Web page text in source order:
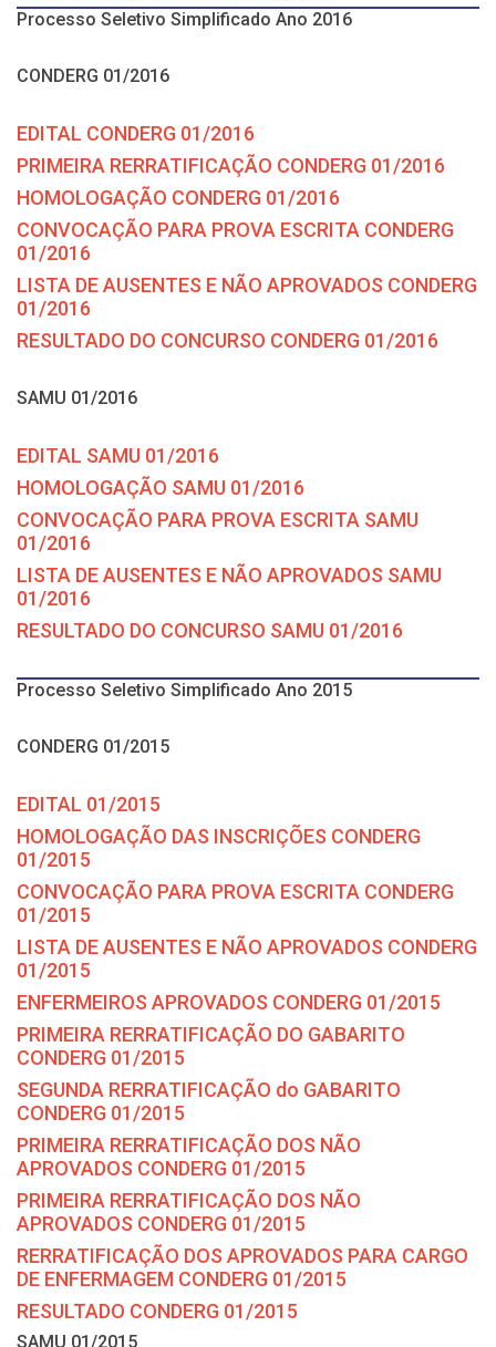
Processo Seletivo Simplificado Ano 2016
CONDERG 01/2016
EDITAL CONDERG 01/2016
PRIMEIRA RERRATIFICAÇÃO CONDERG 01/2016
HOMOLOGAÇÃO CONDERG 01/2016
CONVOCAÇÃO PARA PROVA ESCRITA CONDERG
01/2016
LISTA DE AUSENTES E NÃO APROVADOS CONDERG
01/2016
RESULTADO DO CONCURSO CONDERG 01/2016
SAMU 01/2016
EDITAL SAMU 01/2016
HOMOLOGAÇÃO SAMU 01/2016
CONVOCAÇÃO PARA PROVA ESCRITA SAMU
01/2016
LISTA DE AUSENTES E NÃO APROVADOS SAMU
01/2016
RESULTADO DO CONCURSO SAMU 01/2016
Processo Seletivo Simplificado Ano 2015
CONDERG 01/2015
EDITAL 01/2015
HOMOLOGAÇÃO DAS INSCRIÇÕES CONDERG
01/2015
CONVOCAÇÃO PARA PROVA ESCRITA CONDERG
01/2015
LISTA DE AUSENTES E NÃO APROVADOS CONDERG
01/2015
ENFERMEIROS APROVADOS CONDERG 01/2015
PRIMEIRA RERRATIFICAÇÃO DO GABARITO
CONDERG 01/2015
SEGUNDA RERRATIFICAÇÃO do GABARITO
CONDERG 01/2015
PRIMEIRA RERRATIFICAÇÃO DOS NÃO
APROVADOS CONDERG 01/2015
PRIMEIRA RERRATIFICAÇÃO DOS NÃO
APROVADOS CONDERG 01/2015
RERRATIFICAÇÃO DOS APROVADOS PARA CARGO
DE ENFERMAGEM CONDERG 01/2015
RESULTADO CONDERG 01/2015
SAMU 01/2015